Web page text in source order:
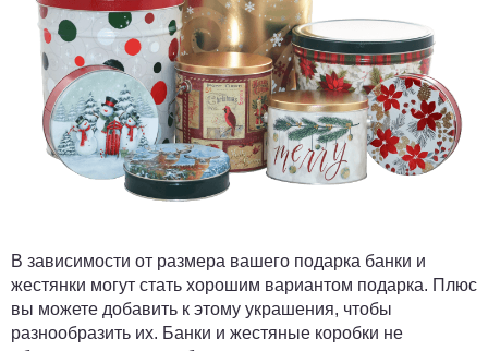
В зависимости от размера вашего подарка банки и
жестянки могут стать хорошим вариантом подарка. Плюс
вы можете добавить к этому украшения, чтобы
разнообразить их. Банки и жестяные коробки не